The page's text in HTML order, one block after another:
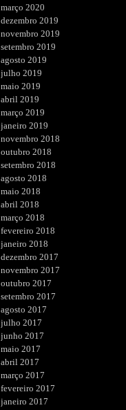
março 2020
dezembro 2019
novembro 2019
setembro 2019
agosto 2019
julho 2019
maio 2019
abril 2019
março 2019
janeiro 2019
novembro 2018
outubro 2018
setembro 2018
agosto 2018
maio 2018
abril 2018
março 2018
fevereiro 2018
janeiro 2018
dezembro 2017
novembro 2017
outubro 2017
setembro 2017
agosto 2017
julho 2017
junho 2017
maio 2017
abril 2017
março 2017
fevereiro 2017
janeiro 2017